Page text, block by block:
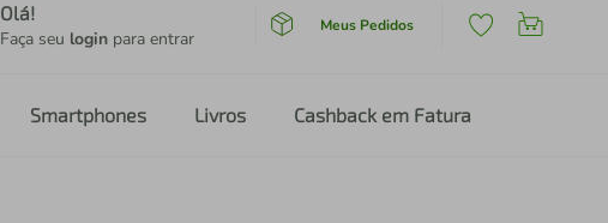
Olá!
Faça seu login para entrar
Meus Pedidos
Smartphones Livros Cashback em Fatura